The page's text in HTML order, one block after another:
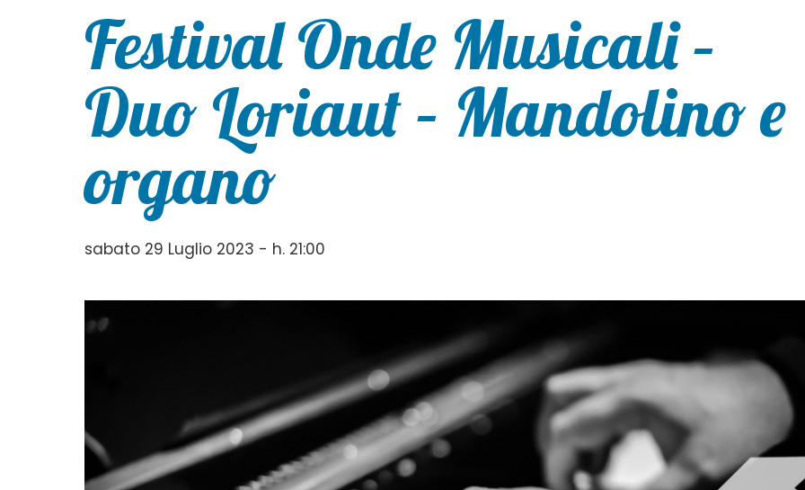
Festival Onde Musicali –
Duo Loriaut – Mandolino e
organo
sabato 29 Luglio 2023 - h. 21:00